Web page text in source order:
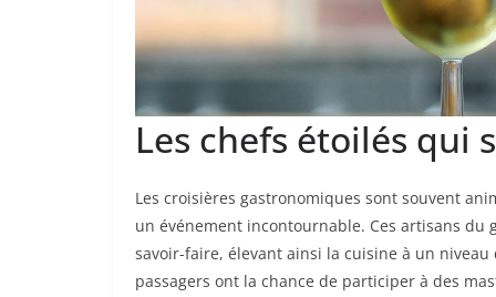
Les chefs étoilés qui
Les croisières gastronomiques sont souvent
un événement incontournable. Ces artisans
savoir-faire, élevant ainsi la cuisine à un niveau
passagers ont la chance de participer à des